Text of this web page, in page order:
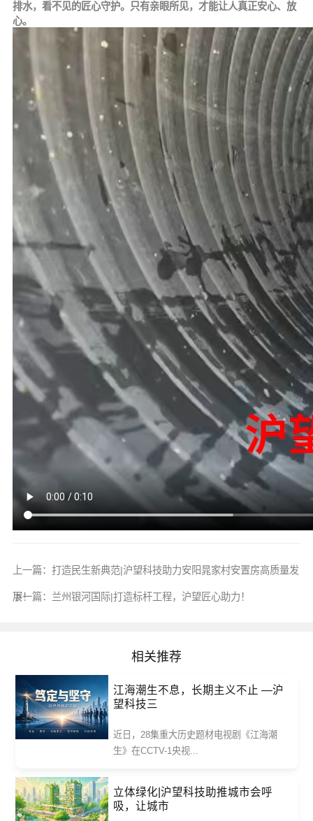
排水，看不见的匠心守护。只有亲眼所见，才能让人真正安心、放
心。
上一篇： 打造民生新典范|沪望科技助力安阳晁家村安置房高质量发
展！
下一篇： 兰州银河国际|打造标杆工程，沪望匠心助力！
相关推荐
江海潮生不息，长期主义不止 —沪
望科技三
近日，28集重大历史题材电视剧《江海潮
生》在CCTV-1央视...
立体绿化|沪望科技助推城市会呼
吸，让城市